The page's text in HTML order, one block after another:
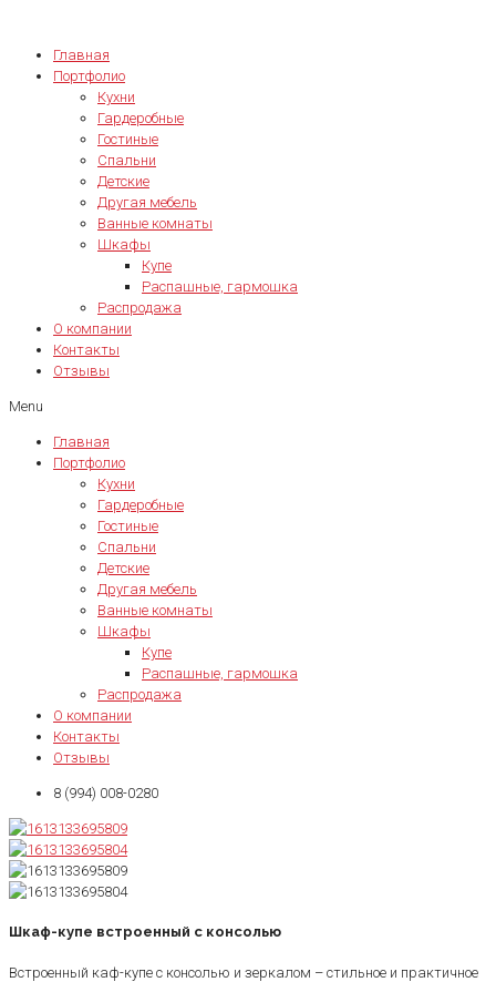
Главная
Портфолио
Кухни
Гардеробные
Гостиные
Спальни
Детские
Другая мебель
Ванные комнаты
Шкафы
Купе
Распашные, гармошка
Распродажа
О компании
Контакты
Отзывы
Menu
Главная
Портфолио
Кухни
Гардеробные
Гостиные
Спальни
Детские
Другая мебель
Ванные комнаты
Шкафы
Купе
Распашные, гармошка
Распродажа
О компании
Контакты
Отзывы
8 (994) 008-0280
Шкаф-купе встроенный с консолью
Встроенный каф-купе с консолью и зеркалом – стильное и практичное